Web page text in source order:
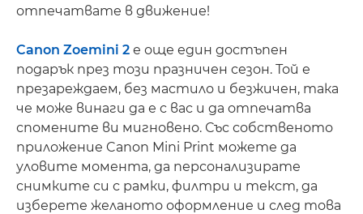
отпечатвате в движение!
Canon Zoemini 2 е още един достъпен
подарък през този празничен сезон. Той е
презареждаем, без мастило и безжичен, така
че може винаги да е с вас и да отпечатва
спомените ви мигновено. Със собственото
приложение Canon Mini Print можете да
уловите момента, да персонализирате
снимките си с рамки, филтри и текст, да
изберете желаното оформление и след това